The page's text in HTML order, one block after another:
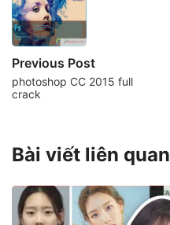
Previous Post
photoshop CC 2015 full
crack
Bài viết liên quan